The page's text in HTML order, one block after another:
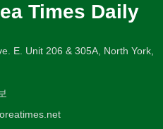
Times Daily
E. Unit 206 & 305A, North York,